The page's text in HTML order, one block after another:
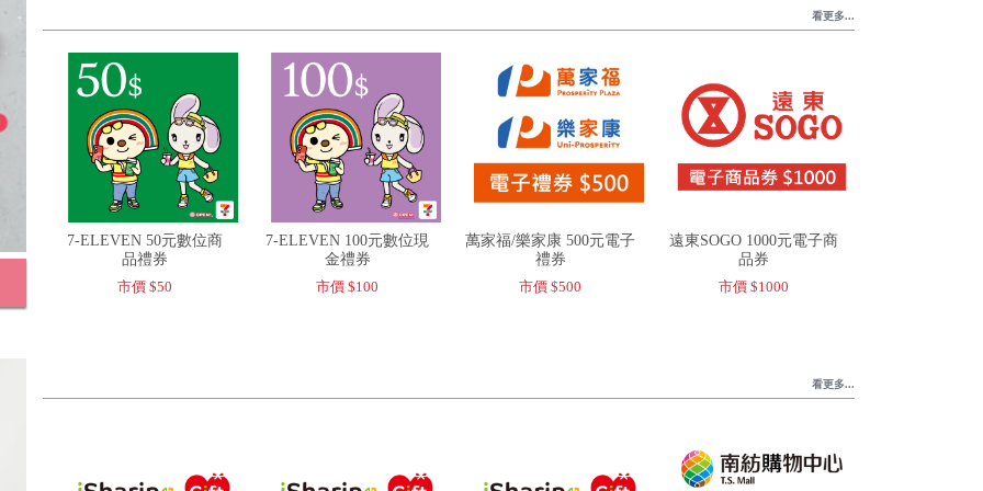
7-ELEVEN 50元數位商
品禮券
市價 $50
7-ELEVEN 100元數位現
金禮券
市價 $100
萬家福/樂家康 500元電子
禮券
市價 $500
遠東SOGO 1000元電子商
品券
市價 $1000
看更多...
看更多...